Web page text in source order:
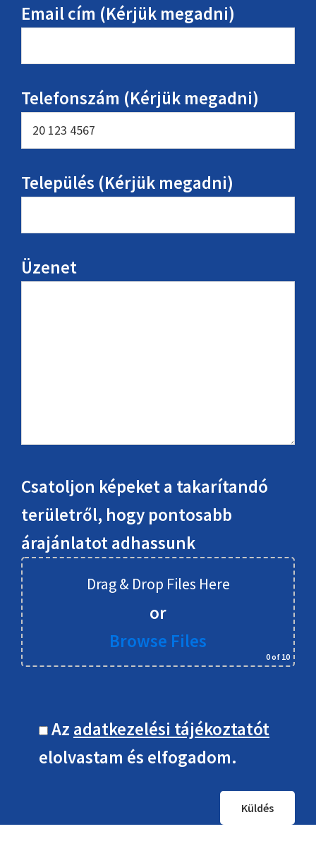
Email cím (Kérjük megadni)
Telefonszám (Kérjük megadni)
Település (Kérjük megadni)
Üzenet
Csatoljon képeket a takarítandó
területről, hogy pontosabb
árajánlatot adhassunk
Drag & Drop Files Here
or
Browse Files
0of 10
Az adatkezelési tájékoztatót
elolvastam és elfogadom.